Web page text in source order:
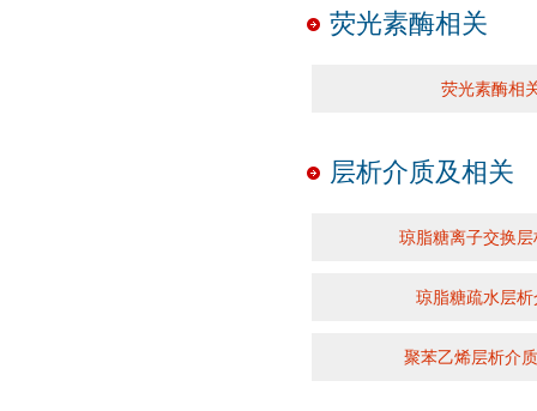
荧光素酶相关
荧光素酶相
层析介质及相关
琼脂糖离子交换
琼脂糖疏水层析
聚苯乙烯层析介